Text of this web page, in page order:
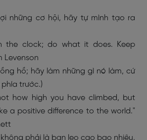
những cơ hội, hãy tự mình tạo ra
the clock; do what it does. Keep
Levenson
hồ; hãy làm những gì nó làm, cứ
trước.)
how high you have climbed, but
a positive difference to the world."
phải là bạn leo cao bao nhiêu,